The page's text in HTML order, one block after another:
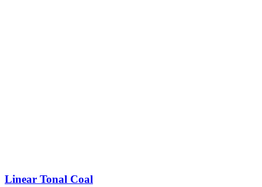
Linear Tonal Coal